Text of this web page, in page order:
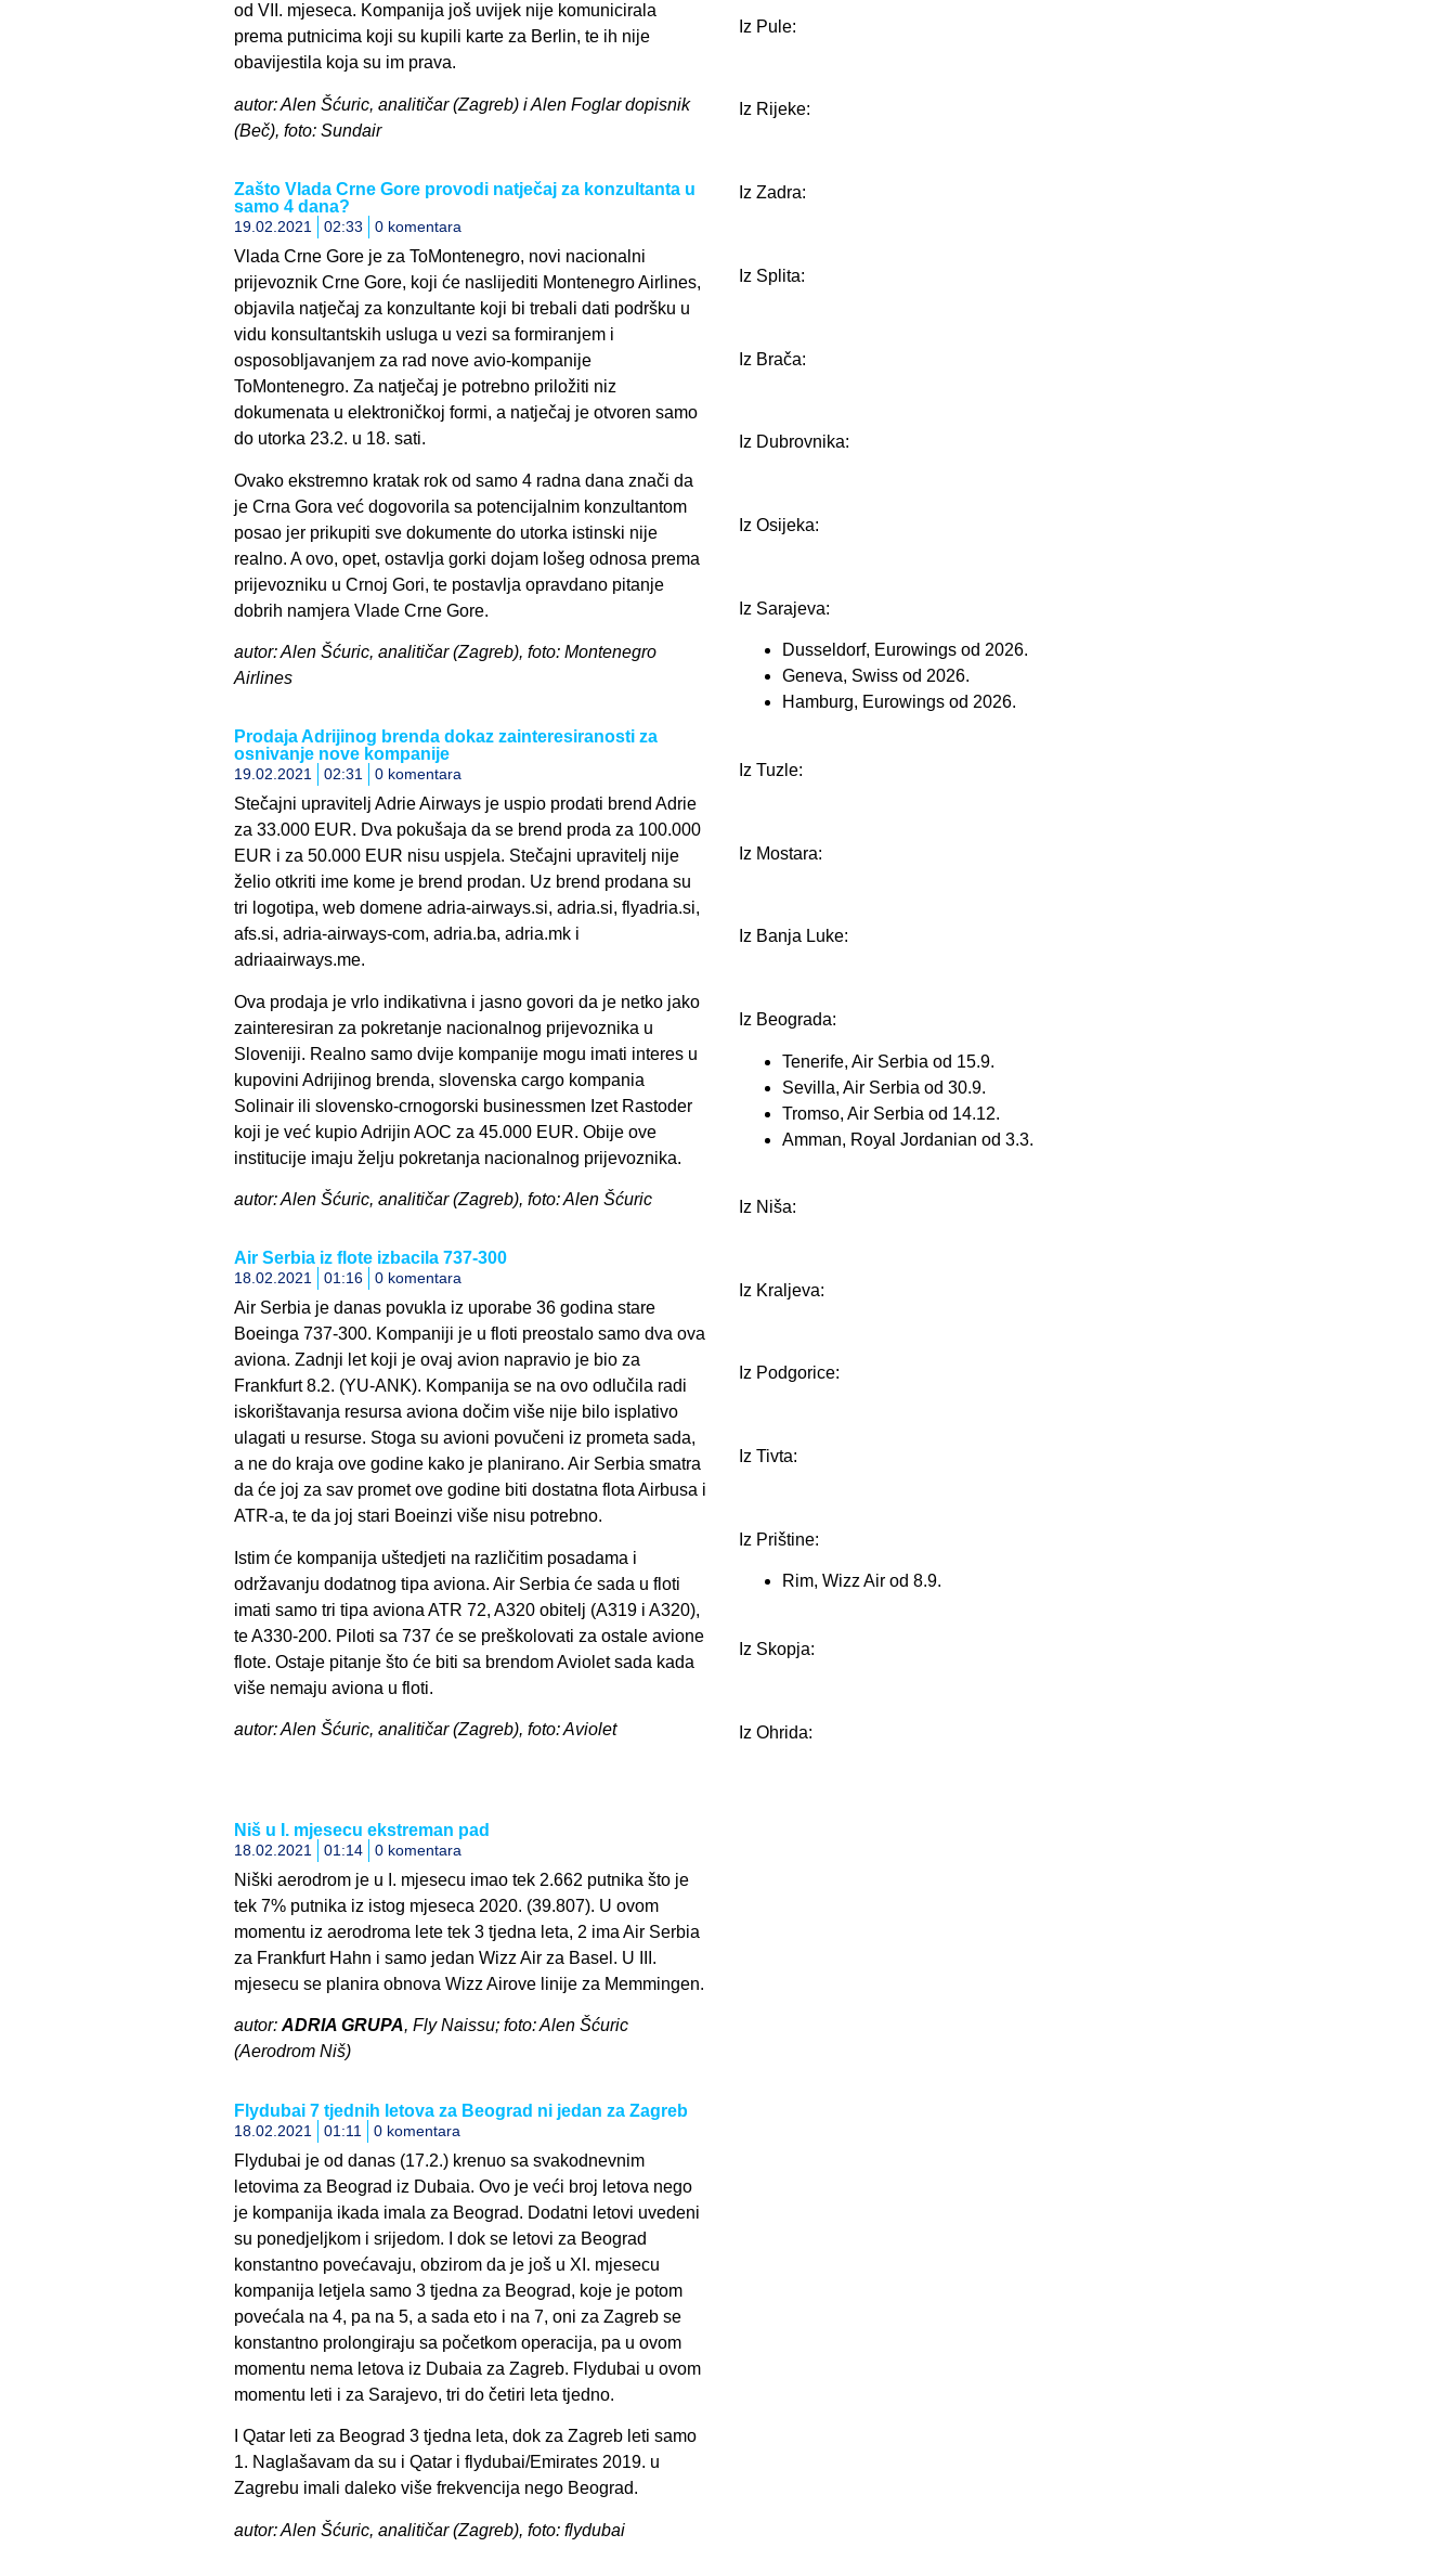
od VII. mjeseca. Kompanija još uvijek nije komunicirala
prema putnicima koji su kupili karte za Berlin, te ih nije
obavijestila koja su im prava.
autor: Alen Šćuric, analitičar (Zagreb) i Alen Foglar dopisnik
(Beč), foto: Sundair
Zašto Vlada Crne Gore provodi natječaj za konzultanta u
samo 4 dana?
19.02.2021 02:33 0 komentara
Vlada Crne Gore je za ToMontenegro, novi nacionalni
prijevoznik Crne Gore, koji će naslijediti Montenegro Airlines,
objavila natječaj za konzultante koji bi trebali dati podršku u
vidu konsultantskih usluga u vezi sa formiranjem i
osposobljavanjem za rad nove avio-kompanije
ToMontenegro. Za natječaj je potrebno priložiti niz
dokumenata u elektroničkoj formi, a natječaj je otvoren samo
do utorka 23.2. u 18. sati.
Ovako ekstremno kratak rok od samo 4 radna dana znači da
je Crna Gora već dogovorila sa potencijalnim konzultantom
posao jer prikupiti sve dokumente do utorka istinski nije
realno. A ovo, opet, ostavlja gorki dojam lošeg odnosa prema
prijevozniku u Crnoj Gori, te postavlja opravdano pitanje
dobrih namjera Vlade Crne Gore.
autor: Alen Šćuric, analitičar (Zagreb), foto: Montenegro
Airlines
Prodaja Adrijinog brenda dokaz zainteresiranosti za
osnivanje nove kompanije
19.02.2021 02:31 0 komentara
Stečajni upravitelj Adrie Airways je uspio prodati brend Adrie
za 33.000 EUR. Dva pokušaja da se brend proda za 100.000
EUR i za 50.000 EUR nisu uspjela. Stečajni upravitelj nije
želio otkriti ime kome je brend prodan. Uz brend prodana su
tri logotipa, web domene adria-airways.si, adria.si, flyadria.si,
afs.si, adria-airways-com, adria.ba, adria.mk i
adriaairways.me.
Ova prodaja je vrlo indikativna i jasno govori da je netko jako
zainteresiran za pokretanje nacionalnog prijevoznika u
Sloveniji. Realno samo dvije kompanije mogu imati interes u
kupovini Adrijinog brenda, slovenska cargo kompania
Solinair ili slovensko-crnogorski businessmen Izet Rastoder
koji je već kupio Adrijin AOC za 45.000 EUR. Obije ove
institucije imaju želju pokretanja nacionalnog prijevoznika.
autor: Alen Šćuric, analitičar (Zagreb), foto: Alen Šćuric
Air Serbia iz flote izbacila 737-300
18.02.2021 01:16 0 komentara
Air Serbia je danas povukla iz uporabe 36 godina stare
Boeinga 737-300. Kompaniji je u floti preostalo samo dva ova
aviona. Zadnji let koji je ovaj avion napravio je bio za
Frankfurt 8.2. (YU-ANK). Kompanija se na ovo odlučila radi
iskorištavanja resursa aviona dočim više nije bilo isplativo
ulagati u resurse. Stoga su avioni povučeni iz prometa sada,
a ne do kraja ove godine kako je planirano. Air Serbia smatra
da će joj za sav promet ove godine biti dostatna flota Airbusa i
ATR-a, te da joj stari Boeinzi više nisu potrebno.
Istim će kompanija uštedjeti na različitim posadama i
održavanju dodatnog tipa aviona. Air Serbia će sada u floti
imati samo tri tipa aviona ATR 72, A320 obitelj (A319 i A320),
te A330-200. Piloti sa 737 će se preškolovati za ostale avione
flote. Ostaje pitanje što će biti sa brendom Aviolet sada kada
više nemaju aviona u floti.
autor: Alen Šćuric, analitičar (Zagreb), foto: Aviolet
Niš u I. mjesecu ekstreman pad
18.02.2021 01:14 0 komentara
Niški aerodrom je u I. mjesecu imao tek 2.662 putnika što je
tek 7% putnika iz istog mjeseca 2020. (39.807). U ovom
momentu iz aerodroma lete tek 3 tjedna leta, 2 ima Air Serbia
za Frankfurt Hahn i samo jedan Wizz Air za Basel. U III.
mjesecu se planira obnova Wizz Airove linije za Memmingen.
autor:ADRIA GRUPA, Fly Naissu; foto: Alen Šćuric
(Aerodrom Niš)
Flydubai 7 tjednih letova za Beograd ni jedan za Zagreb
18.02.2021 01:11 0 komentara
Flydubai je od danas (17.2.) krenuo sa svakodnevnim
letovima za Beograd iz Dubaia. Ovo je veći broj letova nego
je kompanija ikada imala za Beograd. Dodatni letovi uvedeni
su ponedjeljkom i srijedom. I dok se letovi za Beograd
konstantno povećavaju, obzirom da je još u XI. mjesecu
kompanija letjela samo 3 tjedna za Beograd, koje je potom
povećala na 4, pa na 5, a sada eto i na 7, oni za Zagreb se
konstantno prolongiraju sa početkom operacija, pa u ovom
momentu nema letova iz Dubaia za Zagreb. Flydubai u ovom
momentu leti i za Sarajevo, tri do četiri leta tjedno.
I Qatar leti za Beograd 3 tjedna leta, dok za Zagreb leti samo
1. Naglašavam da su i Qatar i flydubai/Emirates 2019. u
Zagrebu imali daleko više frekvencija nego Beograd.
autor: Alen Šćuric, analitičar (Zagreb), foto: flydubai
Iz Pule:
Iz Rijeke:
Iz Zadra:
Iz Splita:
Iz Brača:
Iz Dubrovnika:
Iz Osijeka:
Iz Sarajeva:
Dusseldorf, Eurowings od 2026.
Geneva, Swiss od 2026.
Hamburg, Eurowings od 2026.
Iz Tuzle:
Iz Mostara:
Iz Banja Luke:
Iz Beograda:
Tenerife, Air Serbia od 15.9.
Sevilla, Air Serbia od 30.9.
Tromso, Air Serbia od 14.12.
Amman, Royal Jordanian od 3.3.
Iz Niša:
Iz Kraljeva:
Iz Podgorice:
Iz Tivta:
Iz Prištine:
Rim, Wizz Air od 8.9.
Iz Skopja:
Iz Ohrida: